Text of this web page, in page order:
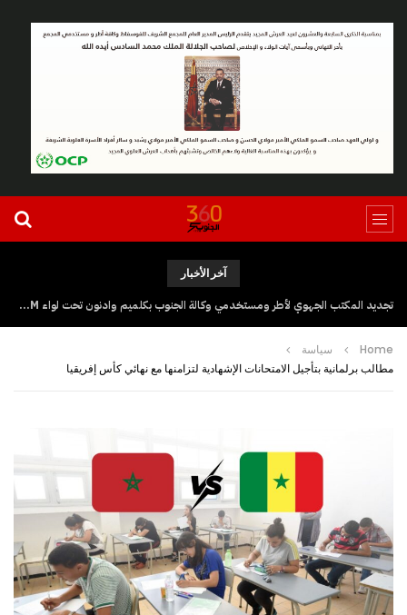
آخر الأخبار
تجديد المكتب الجهوي لأطر ومستخدمي وكالة الجنوب بكلميم وادنون تحت لواء UGTM
Home
سياسة
مطالب برلمانية بتأجيل الامتحانات الإشهادية لتزامنها مع نهائي كأس إفريقيا